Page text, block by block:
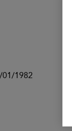
01/1982